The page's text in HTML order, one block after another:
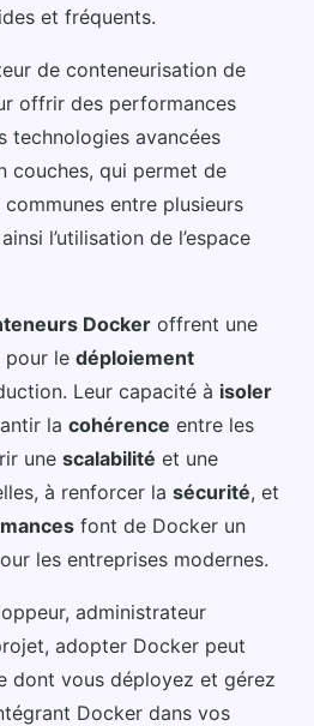
et fréquents.
de conteneurisation de
offrir des performances
technologies avancées
couches, qui permet de
entre plusieurs
l’utilisation de l’espace
Docker offrent une
pour le déploiement
Leur capacité à isoler
la cohérence entre les
une scalabilité et une
à renforcer la sécurité, et
font de Docker un
les entreprises modernes.
administrateur
adopter Docker peut
dont vous déployez et gérez
Docker dans vos